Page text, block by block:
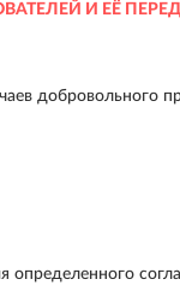
И ЕЁ
добровольного
определенного